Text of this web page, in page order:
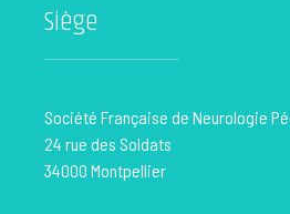
Siège
Société Française de Neurologie
24 rue des Soldats
34000 Montpellier